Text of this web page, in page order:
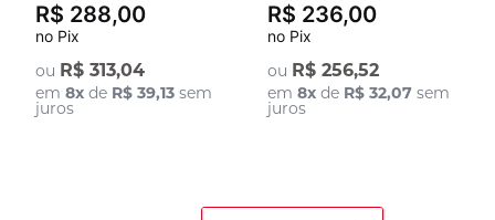
ou R$ 313,04
em8x de R$ 39,13 sem
juros
R$ 288,00
no Pix
ou R$ 256,52
em 8xde R$ 32,07sem
juros
R$ 236,00
no Pix